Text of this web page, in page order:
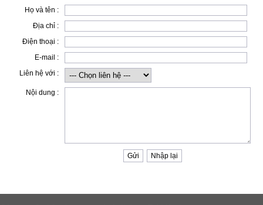
Họ và tên :
Địa chỉ :
Điện thoại :
E-mail :
Liên hệ với :
Nội dung :